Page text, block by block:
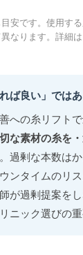
安です。使用す
なります。詳細
れば良い」では
への糸リフトで
な素材の糸を
過剰な本数は
ンタイムのリ
が過剰提案を
ニック選びの重